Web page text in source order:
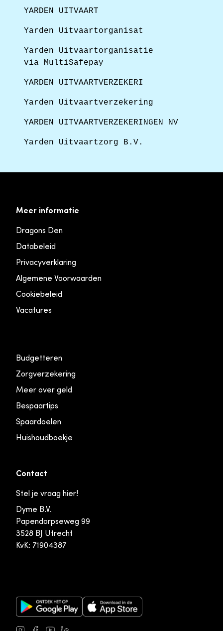
YARDEN UITVAART
Yarden Uitvaartorganisat
Yarden Uitvaartorganisatie
via MultiSafepay
YARDEN UITVAARTVERZEKERI
Yarden Uitvaartverzekering
YARDEN UITVAARTVERZEKERINGEN NV
Yarden Uitvaartzorg B.V.
Meer informatie
Dragons Den
Databeleid
Privacyverklaring
Algemene Voorwaarden
Cookiebeleid
Vacatures
Budgetteren
Zorgverzekering
Meer over geld
Bespaartips
Spaardoelen
Huishoudboekje
Contact
Stel je vraag hier!
Dyme B.V.
Papendorpseweg 99
3528 BJ Utrecht
KvK: 71904387
Google Play Store Apple App Store